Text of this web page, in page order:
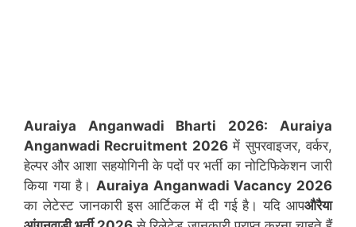
Auraiya Anganwadi Bharti 2026:
Auraiya
Anganwadi Recruitment 2026में सुपरवाइजर, वर्कर,
हेल्पर और आशा सहयोगिनी के पदों पर भर्ती का नोटिफिकेशन जारी
किया गया है। Auraiya Anganwadi Vacancy 2026
का लेटेस्ट जानकारी इस आर्टिकल में दी गई है। यदि आपऔरैया